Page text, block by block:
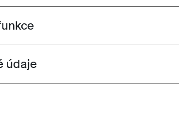
features
techspec
údaje
and instructions